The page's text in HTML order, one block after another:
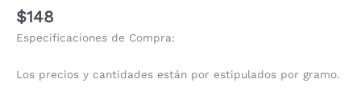
$148
Especificaciones de Compra:
Los precios y cantidades están por estipulados por gramo.